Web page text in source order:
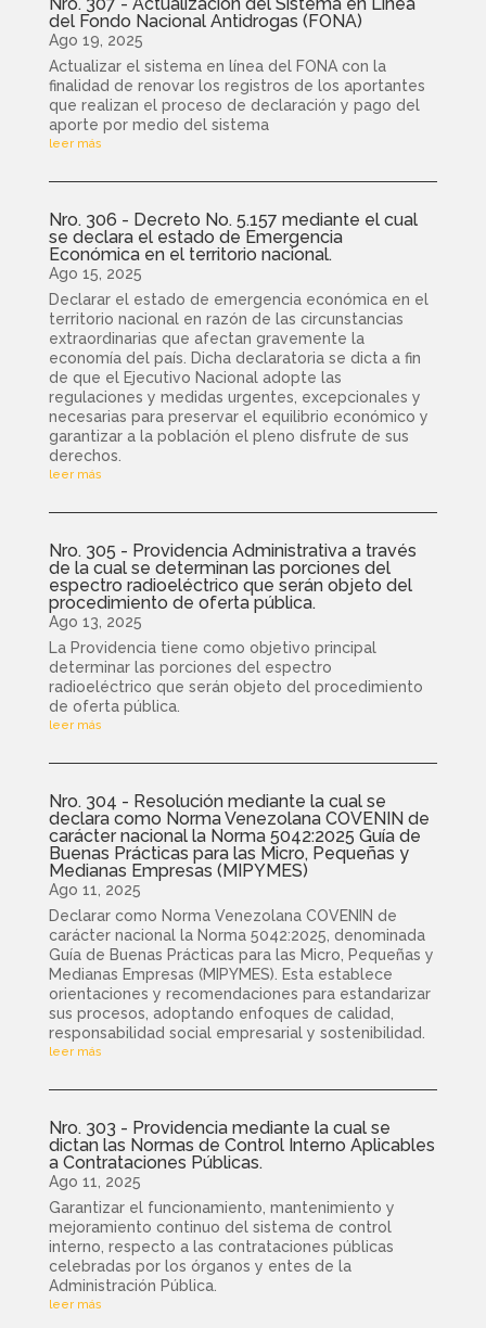
del Fondo Nacional Antidrogas (FONA)
Ago 19, 2025
Actualizar el sistema en línea del FONA con la
finalidad de renovar los registros de los aportantes
que realizan el proceso de declaración y pago del
aporte por medio del sistema
leer más
Nro. 306 - Decreto No. 5.157 mediante el cual
se declara el estado de Emergencia
Económica en el territorio nacional.
Ago 15, 2025
Declarar el estado de emergencia económica en el
territorio nacional en razón de las circunstancias
extraordinarias que afectan gravemente la
economía del país. Dicha declaratoria se dicta a fin
de que el Ejecutivo Nacional adopte las
regulaciones y medidas urgentes, excepcionales y
necesarias para preservar el equilibrio económico y
garantizar a la población el pleno disfrute de sus
derechos.
leer más
Nro. 305 - Providencia Administrativa a través
de la cual se determinan las porciones del
espectro radioeléctrico que serán objeto del
procedimiento de oferta pública.
Ago 13, 2025
La Providencia tiene como objetivo principal
determinar las porciones del espectro
radioeléctrico que serán objeto del procedimiento
de oferta pública.
leer más
Nro. 304 - Resolución mediante la cual se
declara como Norma Venezolana COVENIN de
carácter nacional la Norma 5042:2025 Guía de
Buenas Prácticas para las Micro, Pequeñas y
Medianas Empresas (MIPYMES)
Ago 11, 2025
Declarar como Norma Venezolana COVENIN de
carácter nacional la Norma 5042:2025, denominada
Guía de Buenas Prácticas para las Micro, Pequeñas y
Medianas Empresas (MIPYMES). Esta establece
orientaciones y recomendaciones para estandarizar
sus procesos, adoptando enfoques de calidad,
responsabilidad social empresarial y sostenibilidad.
leer más
Nro. 303 - Providencia mediante la cual se
dictan las Normas de Control Interno Aplicables
a Contrataciones Públicas.
Ago 11, 2025
Garantizar el funcionamiento, mantenimiento y
mejoramiento continuo del sistema de control
interno, respecto a las contrataciones públicas
celebradas por los órganos y entes de la
Administración Pública.
leer más